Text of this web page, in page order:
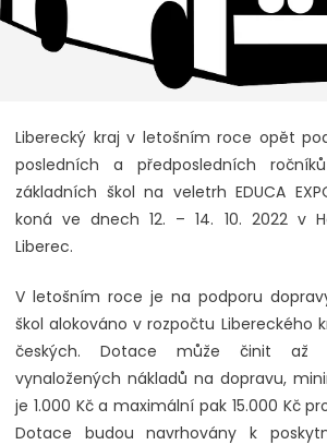
Liberecký kraj v letošním roce opět
posledních a předposledních
základních škol na veletrh EDUCA
koná ve dnech 12. – 14. 10. 2022 v
Liberec.
V letošním roce je na podporu
škol alokováno v rozpočtu Libereckého
českých. Dotace může činit až
vynaložených nákladů na dopravu,
je 1.000 Kč a maximální pak 15.000 Kč
Dotace budou navrhovány k